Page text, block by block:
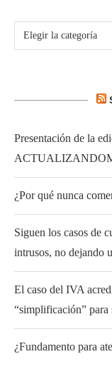
Presentación de la
¿Por qué nunca
Siguen los casos de
intrusos, no dejando
El caso del IVA
“simplificación” para
¿Fundamento para